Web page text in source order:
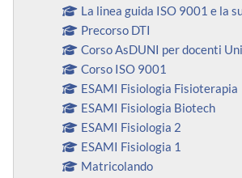
La linea guida ISO 9001 e la
Precorso DTI
Corso AsDUNI per docenti
Corso ISO 9001
ESAMI Fisiologia Fisioterapia
ESAMI Fisiologia Biotech
ESAMI Fisiologia 2
ESAMI Fisiologia 1
Matricolando